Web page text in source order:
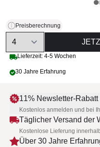
Preisberechnung
Quantity
Lieferzeit: 4-5 Wochen
30 Jahre Erfahrung
11% Newsletter-Rabatt
Kostenlos anmelden und bei
Täglicher Versand der
Kostenlose Lieferung
Über 30 Jahre